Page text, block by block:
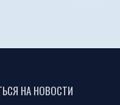
НА НОВОСТИ